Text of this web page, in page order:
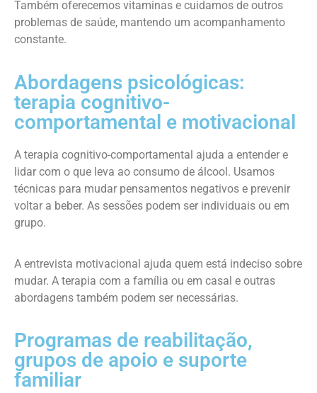
Também oferecemos vitaminas e cuidamos de outros
problemas de saúde, mantendo um acompanhamento
constante.
Abordagens psicológicas:
terapia cognitivo-
comportamental e motivacional
A terapia cognitivo-comportamental ajuda a entender e
lidar com o que leva ao consumo de álcool. Usamos
técnicas para mudar pensamentos negativos e prevenir
voltar a beber. As sessões podem ser individuais ou em
grupo.
A entrevista motivacional ajuda quem está indeciso sobre
mudar. A terapia com a família ou em casal e outras
abordagens também podem ser necessárias.
Programas de reabilitação,
grupos de apoio e suporte
familiar